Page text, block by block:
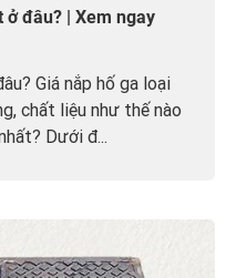
ở đâu? | Xem ngay
Giá nắp hố ga loại
chất liệu như thế nào
Dưới đ...